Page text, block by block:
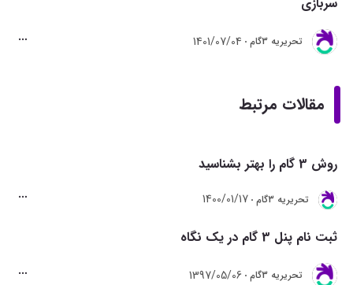
تحريريه 3گام 1401/07/04
مقالات مرتبط
روش 3 گام را بهتر بشناسید
تحريريه 3گام 1400/01/17
ثبت نام پنل 3 گام در یک نگاه
تحريريه 3گام 1397/05/06